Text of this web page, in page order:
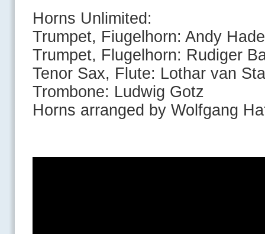
Horns Unlimited:
Trumpet, Fiugelhorn: Andy
Trumpet, Flugelhorn: Rudiger
Tenor Sax, Flute: Lothar van
Trombone: Ludwig Gotz
Horns arranged by Wolfgang